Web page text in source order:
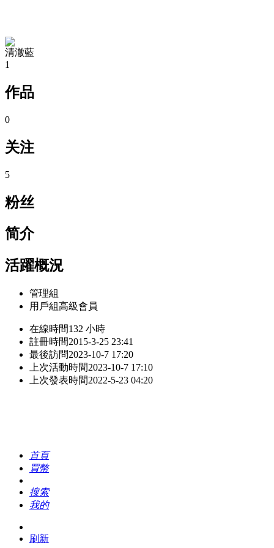
清澈藍
1
作品
0
关注
5
粉丝
简介
活躍概況
管理組
用戶組高級會員
在線時間132 小時
註冊時間2015-3-25 23:41
最後訪問2023-10-7 17:20
上次活動時間2023-10-7 17:10
上次發表時間2022-5-23 04:20
首頁
買幣
搜索
我的
刷新